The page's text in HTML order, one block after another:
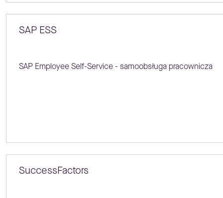
SAP ESS
SAP Employee Self-Service - samoobsługa pracownicza
SuccessFactors